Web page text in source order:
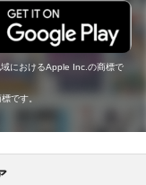
におけるApple Inc.の商標で
です。